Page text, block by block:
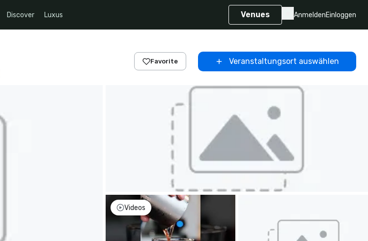
Discover Luxus Venues AnmeldenEinloggen
Favorite Veranstaltungsort auswählen
Videos